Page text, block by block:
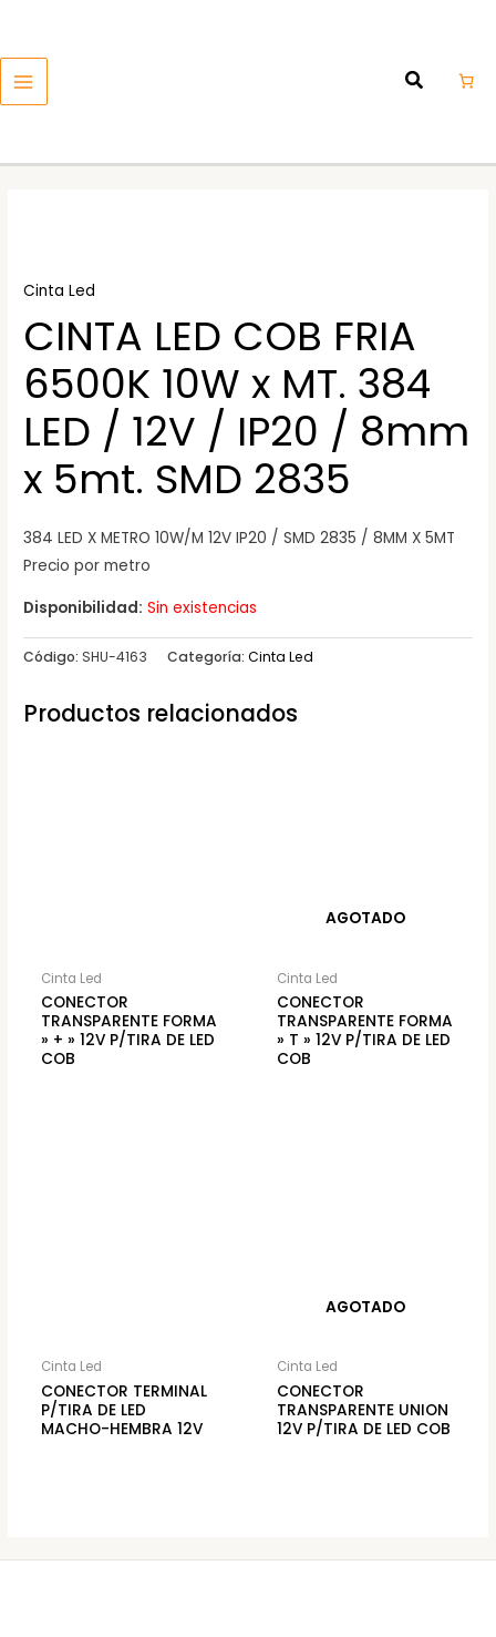
MENU
Cinta Led
CINTA LED COB FRIA
6500K 10W x MT. 384
LED / 12V / IP20 / 8mm
x 5mt. SMD 2835
384 LED X METRO 10W/M 12V IP20 / SMD 2835 / 8MM X 5MT
Precio por metro
Disponibilidad: Sin existencias
Código:SHU-4163 Categoría:Cinta Led
Productos relacionados
Cinta Led
CONECTOR
TRANSPARENTE FORMA
» + » 12V P/TIRA DE LED
COB
AGOTADO
Cinta Led
CONECTOR
TRANSPARENTE FORMA
» T » 12V P/TIRA DE LED
COB
Cinta Led
CONECTOR TERMINAL
P/TIRA DE LED
MACHO-HEMBRA 12V
AGOTADO
Cinta Led
CONECTOR
TRANSPARENTE UNION
12V P/TIRA DE LED COB